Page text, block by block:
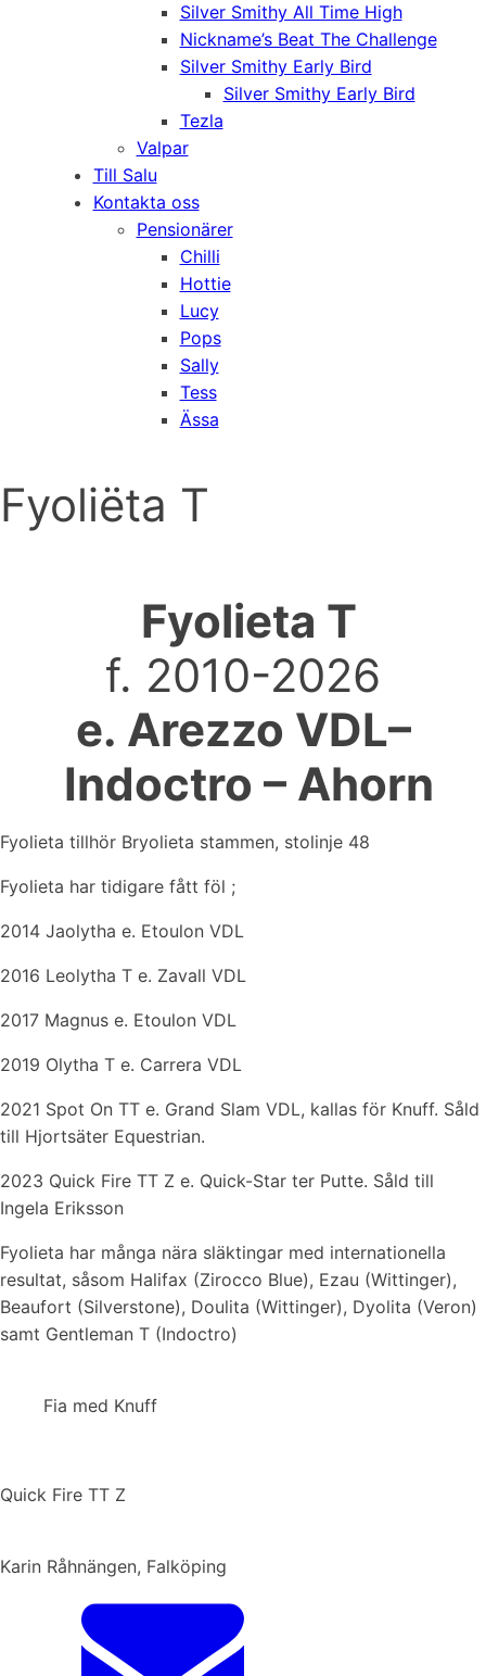
Silver Smithy All Time High
Nickname’s Beat The Challenge
Silver Smithy Early Bird
Silver Smithy Early Bird
Tezla
Valpar
Till Salu
Kontakta oss
Pensionärer
Chilli
Hottie
Lucy
Pops
Sally
Tess
Ässa
Fyoliëta T
Fyolieta T
f. 2010-2026
e. Arezzo VDL–
Indoctro – Ahorn
Fyolieta tillhör Bryolieta stammen, stolinje 48
Fyolieta har tidigare fått föl ;
2014 Jaolytha e. Etoulon VDL
2016 Leolytha T e. Zavall VDL
2017 Magnus e. Etoulon VDL
2019 Olytha T e. Carrera VDL
2021 Spot On TT e. Grand Slam VDL, kallas för Knuff. Såld
till Hjortsäter Equestrian.
2023 Quick Fire TT Z e. Quick-Star ter Putte. Såld till
Ingela Eriksson
Fyolieta har många nära släktingar med internationella
resultat, såsom Halifax (Zirocco Blue), Ezau (Wittinger),
Beaufort (Silverstone), Doulita (Wittinger), Dyolita (Veron)
samt Gentleman T (Indoctro)
Fia med Knuff
Quick Fire TT Z
Karin Råhnängen, Falköping